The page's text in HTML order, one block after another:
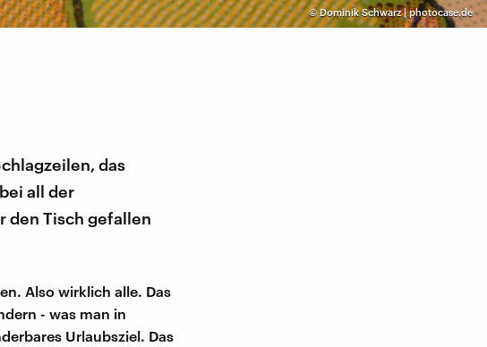
©Dominik Schwarz | photocase.de
das
all der
den Tisch gefallen
Also wirklich alle. Das
- was man in
Urlaubsziel. Das